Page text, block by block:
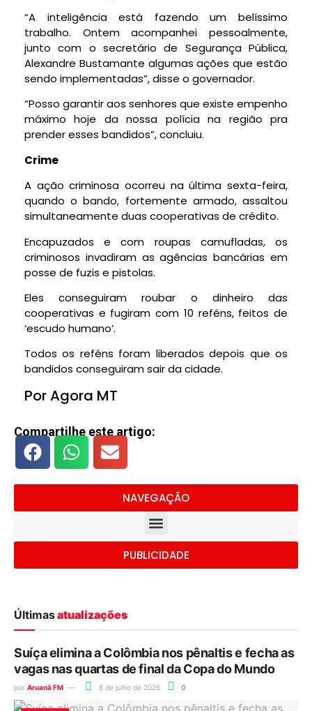
“A inteligência está fazendo um belíssimo
trabalho. Ontem acompanhei pessoalmente,
junto com o secretário de Segurança Pública,
Alexandre Bustamante algumas ações que estão
sendo implementadas”, disse o governador.
“Posso garantir aos senhores que existe empenho
máximo hoje da nossa polícia na região pra
prender esses bandidos”, concluiu.
Crime
A ação criminosa ocorreu na última sexta-feira,
quando o bando, fortemente armado, assaltou
simultaneamente duas cooperativas de crédito.
Encapuzados e com roupas camufladas, os
criminosos invadiram as agências bancárias em
posse de fuzis e pistolas.
Eles conseguiram roubar o dinheiro das
cooperativas e fugiram com 10 reféns, feitos de
‘escudo humano’.
Todos os reféns foram liberados depois que os
bandidos conseguiram sair da cidade.
Por Agora MT
Compartilhe este artigo:
NAVEGAÇÃO
PUBLICIDADE
Últimasatualizações
Suíça elimina a Colômbia nos pênaltis e fecha as
vagas nas quartas de final da Copa do Mundo
por Aruanã FM 8 de julho de 2026 0